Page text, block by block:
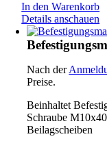
In den Warenkorb
Details anschauen
Nach der
Preise.
Beinhaltet
Schraube
Beilagscheiben